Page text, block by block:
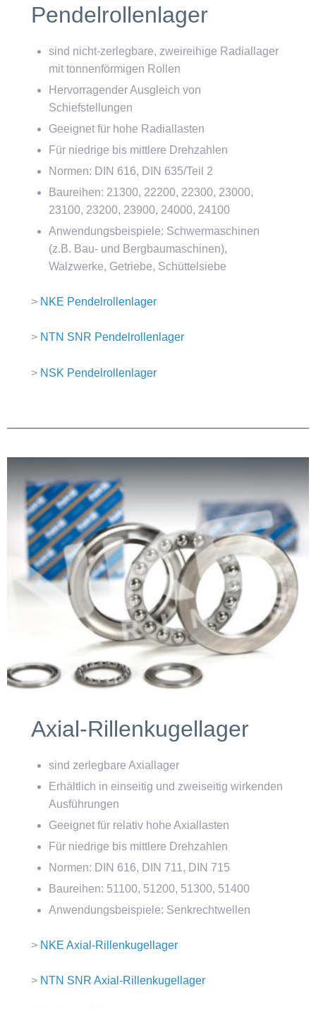
Pendelrollenlager
sind nicht-zerlegbare, zweireihige Radiallager
mit tonnenförmigen Rollen
Hervorragender Ausgleich von
Schiefstellungen
Geeignet für hohe Radiallasten
Für niedrige bis mittlere Drehzahlen
Normen: DIN 616, DIN 635/Teil 2
Baureihen: 21300, 22200, 22300, 23000,
23100, 23200, 23900, 24000, 24100
Anwendungsbeispiele: Schwermaschinen
(z.B. Bau- und Bergbaumaschinen),
Walzwerke, Getriebe, Schüttelsiebe
> NKE Pendelrollenlager
> NTN SNR Pendelrollenlager
> NSK Pendelrollenlager
Axial-Rillenkugellager
sind zerlegbare Axiallager
Erhältlich in einseitig und zweiseitig wirkenden
Ausführungen
Geeignet für relativ hohe Axiallasten
Für niedrige bis mittlere Drehzahlen
Normen: DIN 616, DIN 711, DIN 715
Baureihen: 51100, 51200, 51300, 51400
Anwendungsbeispiele: Senkrechtwellen
> NKE Axial-Rillenkugellager
> NTN SNR Axial-Rillenkugellager